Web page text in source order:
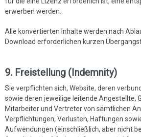
erwerben werden.
Alle konvertierten Inhalte werden nach
Download erforderlichen kurzen
9. Freistellung (Indemnity)
Sie verpflichten sich, Website, deren
sowie deren jeweilige leitende Angestellte,
Mitarbeiter und Vertreter von sämtlichen
Verpflichtungen, Verlusten, Haftungen
Aufwendungen (einschließlich, aber nicht